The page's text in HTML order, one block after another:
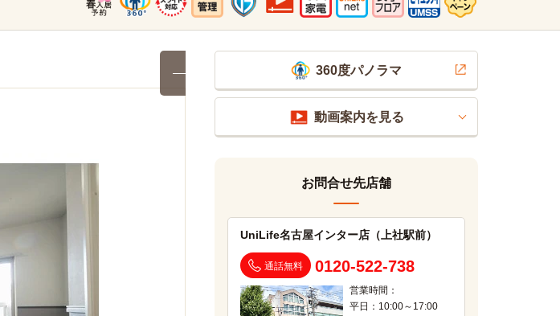
2026/07/31 AM 06:40現在
360度パノラマ
動画案内を見る
お問合せ先店舗
UniLife名古屋インター店（上社駅前）
通話無料 0120-522-738
営業時間：
平日：10:00～17:00